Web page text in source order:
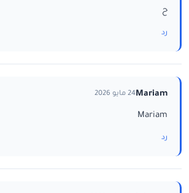
ح
رد
Mariam24 مايو 2026
Mariam
رد